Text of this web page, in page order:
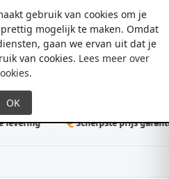
gebruik van cookies om je
mogelijk te maken. Omdat
gaan we ervan uit dat je
van cookies. Lees meer over
.
0
Scherpste prijs garantie